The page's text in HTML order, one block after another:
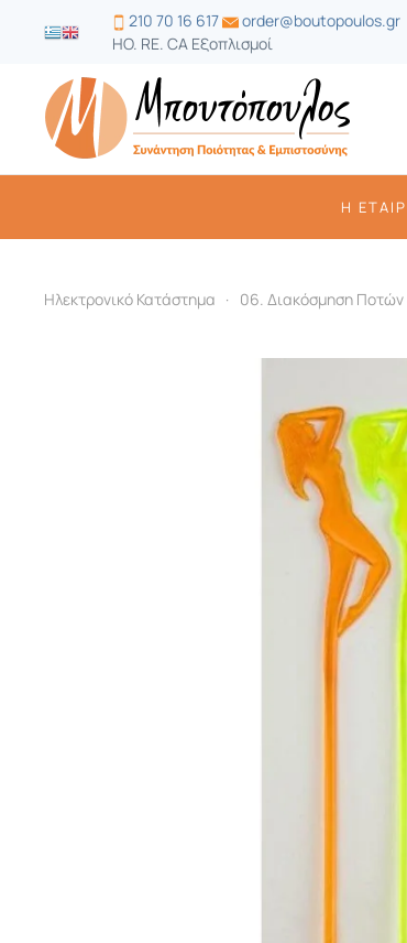
210 70 16 617
order@boutopoulos.gr
HO. RE. CA Εξοπλισμοί
Η
Ηλεκτρονικό Κατάστημα 06. Διακόσμηση